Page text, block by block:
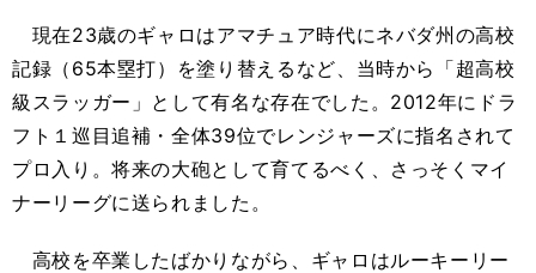
現在23歳のギャロはアマチュア時代にネバダ州の高校
記録（65本塁打）を塗り替えるなど、当時から「超高校
級スラッガー」として有名な存在でした。2012年にドラ
フト１巡目追補・全体39位でレンジャーズに指名されて
プロ入り。将来の大砲として育てるべく、さっそくマイ
ナーリーグに送られました。
高校を卒業したばかりながら、ギャロはルーキーリー